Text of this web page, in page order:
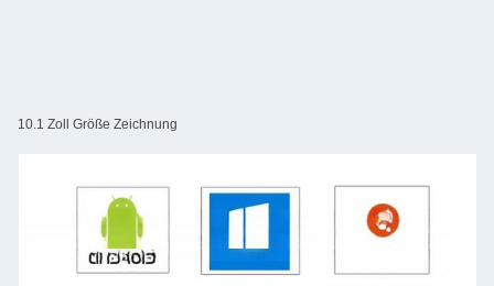
10.1 Zoll Größe Zeichnung